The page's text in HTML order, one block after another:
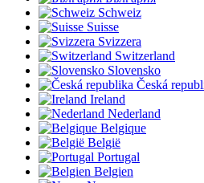
Schweiz
Suisse
Svizzera
Switzerland
Slovensko
Česká
Ireland
Nederland
Belgique
België
Portugal
Belgien